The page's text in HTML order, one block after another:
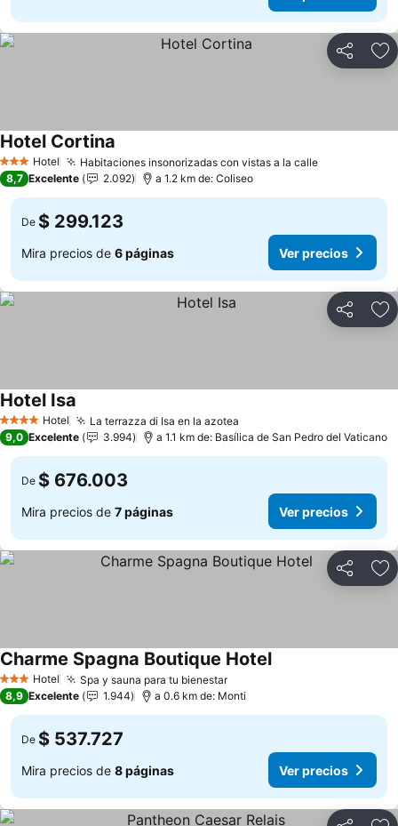
Compartir
3 Estrellas
Hotel Habitaciones insonorizadas con vistas a la calleVer precios
Hotel Cortina
8,7 Excelente 2.092 a 1.2 km de: Coliseo
De $ 299.123
Mira precios de 6 páginas Ver precios
Compartir
4 EstrellasHotel La terrazza di Isa en la azotea
Hotel Isa
9,0 Excelente 3.994 a 1.1 km de: Basílica de San Pedro del Vaticano
De $ 676.003
Mira precios de 7 páginas Ver precios
Compartir
3 Estrellas
Hotel Spa y sauna para tu bienestarVer precios
Charme Spagna Boutique HotelVer precios
8,9 Excelente 1.944 a 0.6 km de: Monti
De $ 537.727
Mira precios de 8 páginas Ver precios